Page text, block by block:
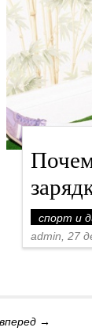
спорт и
admin, 27
вперед →